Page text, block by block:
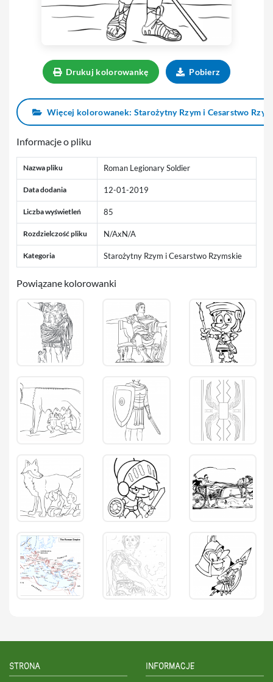
Drukuj kolorowankę Pobierz
Więcej kolorowanek: Starożytny Rzym i Cesarstwo
Informacje o pliku
Nazwa pliku Roman Legionary Soldier
Data dodania 12-01-2019
Liczba wyświetleń 85
Rozdzielczość pliku N/AxN/A
Kategoria Starożytny Rzym i Cesarstwo Rzymskie
Powiązane kolorowanki
STRONA INFORMACJE